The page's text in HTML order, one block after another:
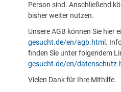
Person sind. Anschließend
bisher weiter nutzen.
Unsere AGB können Sie hier
gesucht.de/en/agb.html .
finden Sie unter folgendem
gesucht.de/en/
Vielen Dank für Ihre Mithilfe.